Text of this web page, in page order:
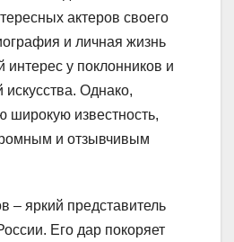
актеров своего
и личная жизнь
у поклонников и
искусства. Однако,
широкую известность,
и отзывчивым
– яркий представитель
Его дар покоряет